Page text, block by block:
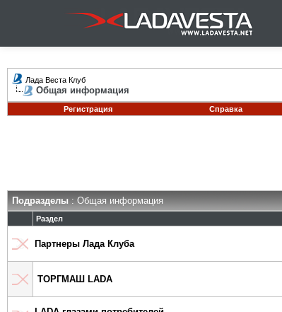
Лада Веста Клуб
Общая информация
Регистрация
Справка
Подразделы: Общая информация
Раздел
Партнеры Лада Клуба
ТОРГМАШ LADA